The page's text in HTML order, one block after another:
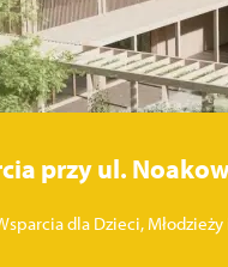
przy ul.
dla Dzieci,